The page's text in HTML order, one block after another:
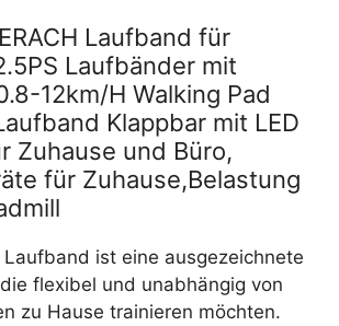
Laufband für
Laufbänder mit
12km/H Walking Pad
Klappbar mit LED
Zuhause und Büro,
für Zuhause,Belastung
Laufband ist eine ausgezeichnete
flexibel und unabhängig von
zu Hause trainieren möchten.